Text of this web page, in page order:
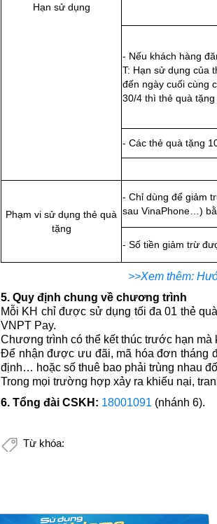
Hạn sử dụng
- Nếu khách hàng
T: Hạn sử dụng của
đến ngày cuối cùng
30/4 thì thẻ quà
- Các thẻ quà tặng
Phạm vi sử dụng thẻ quà
tặng
- Chỉ dùng để giảm
sau VinaPhone…)
- Số tiền giảm trừ
>>Xem thêm:
5. Quy định chung về chương trình
Mỗi KH chỉ được sử dụng tối đa 01 thẻ
VNPT Pay.
Chương trình có thể kết thúc trước hạn
Để nhận được ưu đãi, mã hóa đơn tháng
định… hoặc số thuê bao phải trùng nhau
Trong mọi trường hợp xảy ra khiếu nại,
6. Tổng đài CSKH: 18001091 (nhánh 6).
Từ khóa: